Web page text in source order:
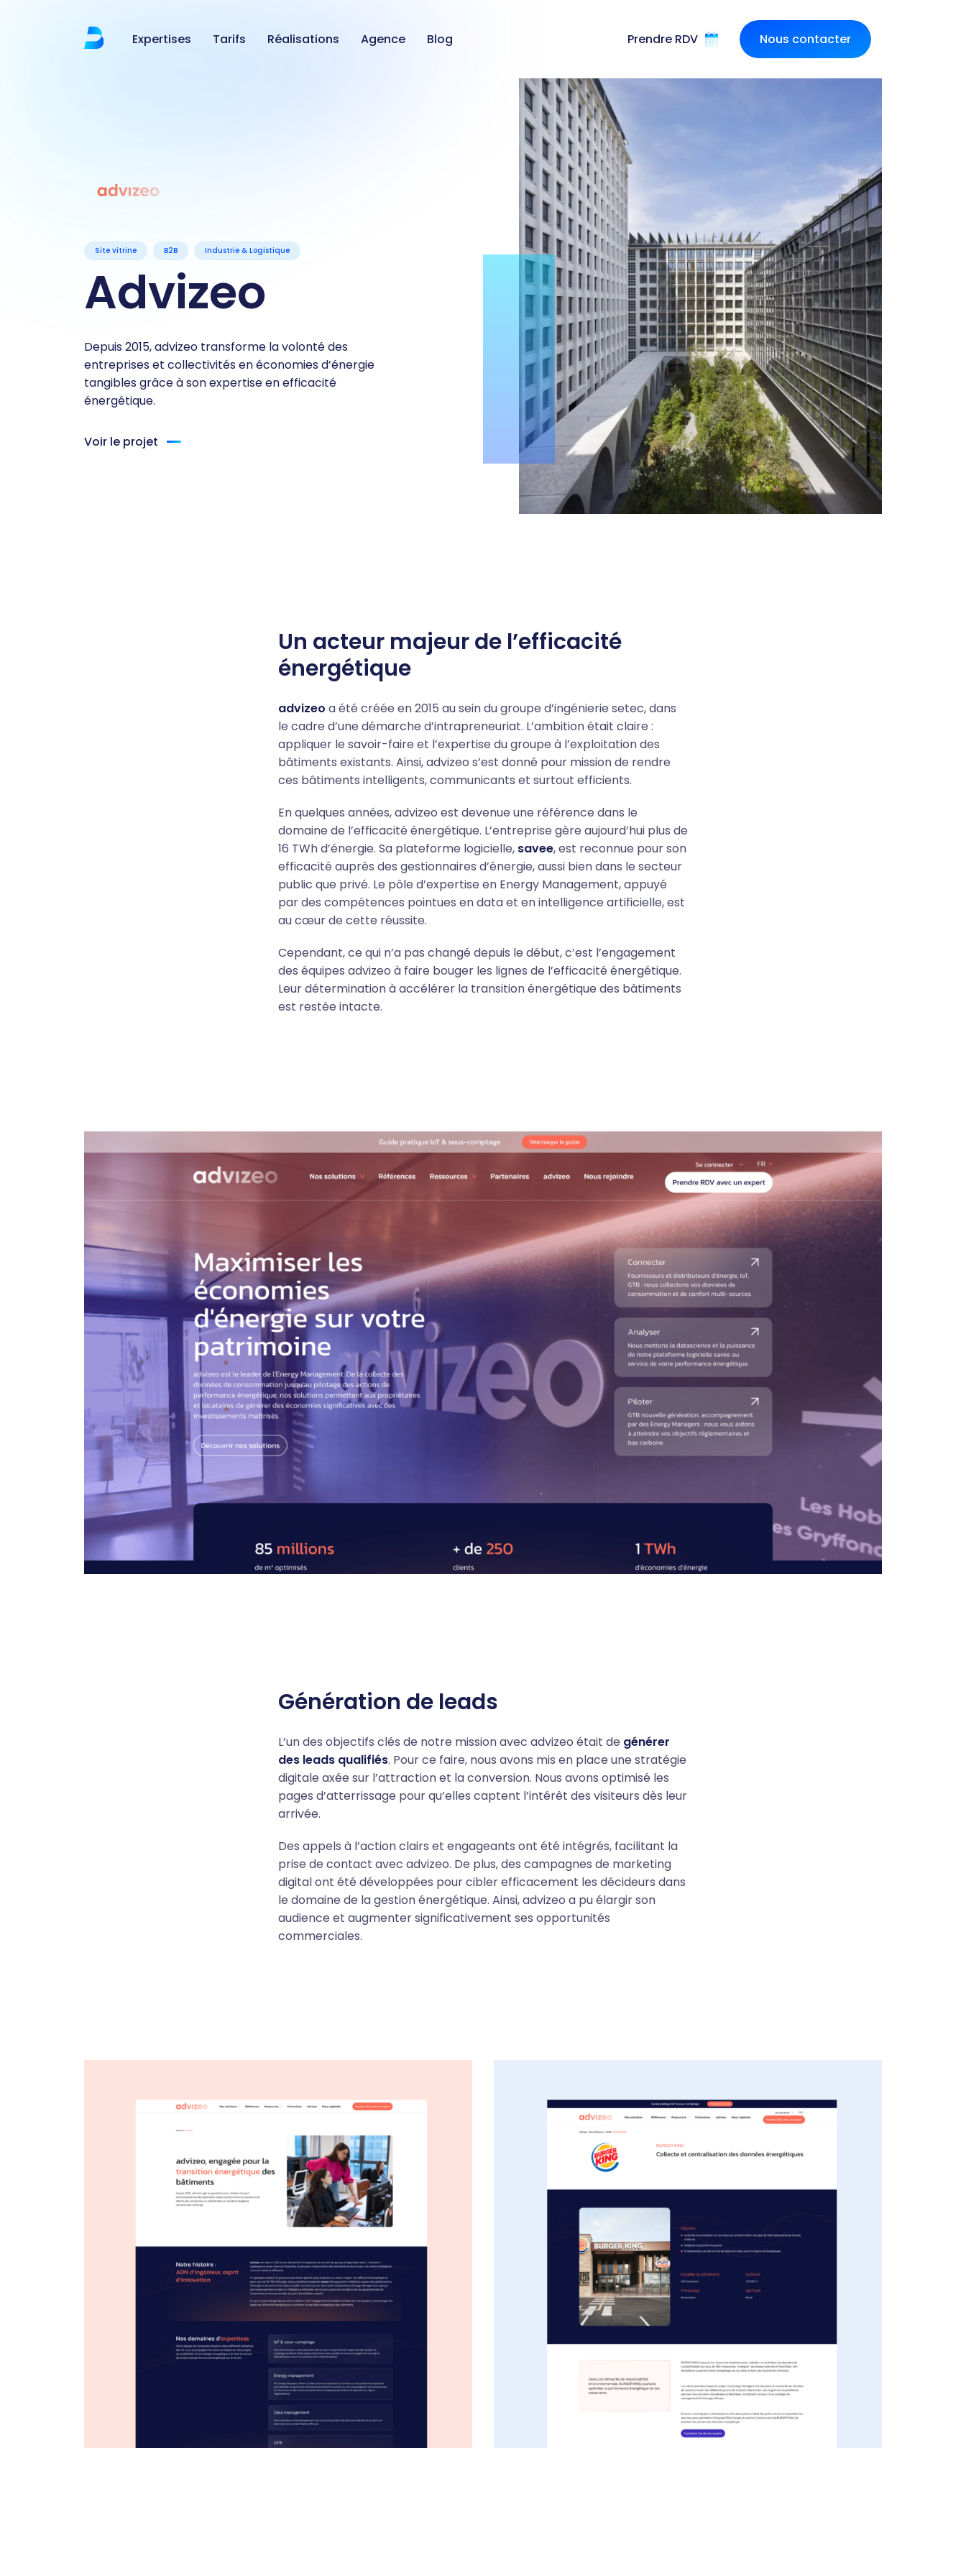
Expertises Tarifs Réalisations Agence Blog Prendre RDV Nous contacter
Site vitrine B2B Industrie & Logistique
Advizeo
Depuis 2015, advizeo transforme la volonté des
entreprises et collectivités en économies d’énergie
tangibles grâce à son expertise en efficacité
énergétique.
Voir le projet
Un acteur majeur de l’efficacité
énergétique
advizeo a été créée en 2015 au sein du groupe d’ingénierie setec, dans
le cadre d’une démarche d’intrapreneuriat. L’ambition était claire :
appliquer le savoir-faire et l’expertise du groupe à l’exploitation des
bâtiments existants. Ainsi, advizeo s’est donné pour mission de rendre
ces bâtiments intelligents, communicants et surtout efficients.
En quelques années, advizeo est devenue une référence dans le
domaine de l’efficacité énergétique. L’entreprise gère aujourd’hui plus de
16 TWh d’énergie. Sa plateforme logicielle, savee, est reconnue pour son
efficacité auprès des gestionnaires d’énergie, aussi bien dans le secteur
public que privé. Le pôle d’expertise en Energy Management, appuyé
par des compétences pointues en data et en intelligence artificielle, est
au cœur de cette réussite.
Cependant, ce qui n’a pas changé depuis le début, c’est l’engagement
des équipes advizeo à faire bouger les lignes de l’efficacité énergétique.
Leur détermination à accélérer la transition énergétique des bâtiments
est restée intacte.
Génération de leads
L’un des objectifs clés de notre mission avec advizeo était de générer
des leads qualifiés. Pour ce faire, nous avons mis en place une stratégie
digitale axée sur l’attraction et la conversion. Nous avons optimisé les
pages d’atterrissage pour qu’elles captent l’intérêt des visiteurs dès leur
arrivée.
Des appels à l’action clairs et engageants ont été intégrés, facilitant la
prise de contact avec advizeo. De plus, des campagnes de marketing
digital ont été développées pour cibler efficacement les décideurs dans
le domaine de la gestion énergétique. Ainsi, advizeo a pu élargir son
audience et augmenter significativement ses opportunités
commerciales.